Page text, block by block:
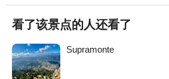
看了该景点的人还看了
Supramonte